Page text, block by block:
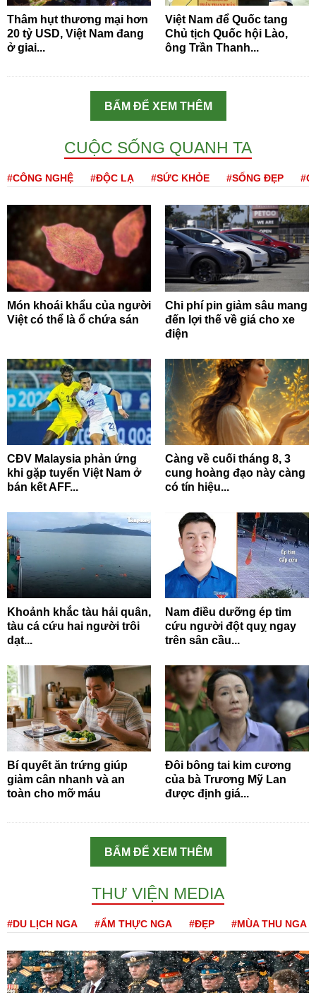
Thâm hụt thương mại hơn
20 tỷ USD, Việt Nam đang
ở giai...
Việt Nam để Quốc tang
Chủ tịch Quốc hội Lào,
ông Trần Thanh...
BẤM ĐỂ XEM THÊM
CUỘC SỐNG QUANH TA
#CÔNG NGHỆ #ĐỘC LẠ #SỨC KHỎE #SỐNG ĐẸP
Món khoái khẩu của người
Việt có thể là ổ chứa sán
Chi phí pin giảm sâu mang
đến lợi thế về giá cho xe
điện
CĐV Malaysia phản ứng
khi gặp tuyển Việt Nam ở
bán kết AFF...
Càng về cuối tháng 8, 3
cung hoàng đạo này càng
có tín hiệu...
Khoảnh khắc tàu hải quân,
tàu cá cứu hai người trôi
dạt...
Nam điều dưỡng ép tim
cứu người đột quỵ ngay
trên sân cầu...
Bí quyết ăn trứng giúp
giảm cân nhanh và an
toàn cho mỡ máu
Đôi bông tai kim cương
của bà Trương Mỹ Lan
được định giá...
BẤM ĐỂ XEM THÊM
THƯ VIỆN MEDIA
#DU LỊCH NGA #ẨM THỰC NGA #ĐẸP #MÙA THU NGA